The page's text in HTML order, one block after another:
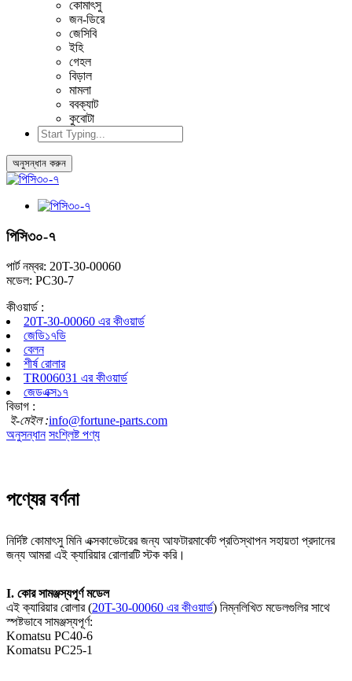
কোমাৎসু
জন-ডিরে
জেসিবি
ইহি
গেহল
বিড়াল
মামলা
ববক্যাট
কুবোটা
অনুসন্ধান করুন
পিসি৩০-৭
পার্ট নম্বর: 20T-30-00060
মডেল: PC30-7
কীওয়ার্ড :
20T-30-00060 এর কীওয়ার্ড
জেডি১৭ডি
বেলন
শীর্ষ রোলার
TR006031 এর কীওয়ার্ড
জেডএক্স১৭
বিভাগ :
ই-মেইল :info@fortune-parts.com
অনুসন্ধান সংশ্লিষ্ট পণ্য
পণ্যের বর্ণনা
নির্দিষ্ট কোমাৎসু মিনি এক্সকাভেটরের জন্য আফটারমার্কেট প্রতিস্থাপন সহায়তা প্রদানের
জন্য আমরা এই ক্যারিয়ার রোলারটি স্টক করি।
I. কোর সামঞ্জস্যপূর্ণ মডেল
এই ক্যারিয়ার রোলার (20T-30-00060 এর কীওয়ার্ড) নিম্নলিখিত মডেলগুলির সাথে
স্পষ্টভাবে সামঞ্জস্যপূর্ণ:
Komatsu PC40-6
Komatsu PC25-1